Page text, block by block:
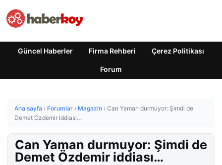
Güncel Haberler Firma Rehberi Çerez Politikası
Forum
Ana sayfa › Forumlar › Magazin › Can Yaman durmuyor: Şimdi de
Demet Özdemir iddiası…
Can Yaman durmuyor: Şimdi de
Demet Özdemir iddiası…